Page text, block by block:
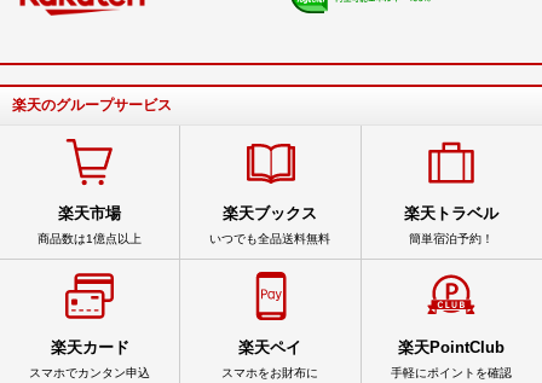
楽天のグループサービス
楽天市場
商品数は1億点以上
楽天ブックス
いつでも全品送料無料
楽天トラベル
簡単宿泊予約！
楽天カード
スマホでカンタン申込
楽天ペイ
スマホをお財布に
楽天PointClub
手軽にポイントを確認